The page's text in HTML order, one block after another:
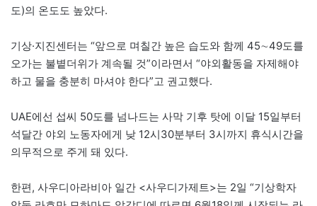
도)의 온도도 높았다.
기상·지진센터는 “앞으로 며칠간 높은 습도와 함께 45∼49도를
오가는 불볕더위가 계속될 것”이라면서 “야외활동을 자제해야
하고 물을 충분히 마셔야 한다”고 권고했다.
UAE에선 섭씨 50도를 넘나드는 사막 기후 탓에 이달 15일부터
석달간 야외 노동자에게 낮 12시30분부터 3시까지 휴식시간을
의무적으로 주게 돼 있다.
한편, 사우디아라비아 일간 <사우디가제트>는 2일 “기상학자